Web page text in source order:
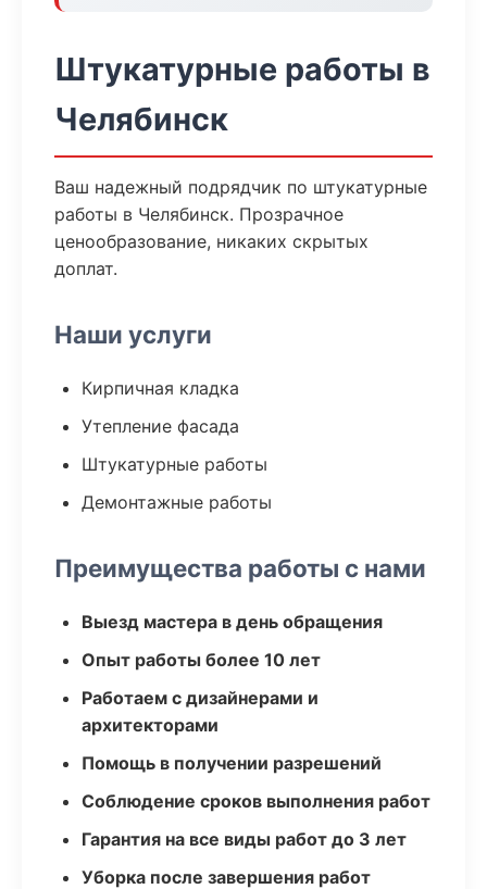
Штукатурные работы в
Челябинск
Ваш надежный подрядчик по штукатурные
работы в Челябинск. Прозрачное
ценообразование, никаких скрытых
доплат.
Наши услуги
Кирпичная кладка
Утепление фасада
Штукатурные работы
Демонтажные работы
Преимущества работы с нами
Выезд мастера в день обращения
Опыт работы более 10 лет
Работаем с дизайнерами и
архитекторами
Помощь в получении разрешений
Соблюдение сроков выполнения работ
Гарантия на все виды работ до 3 лет
Уборка после завершения работ